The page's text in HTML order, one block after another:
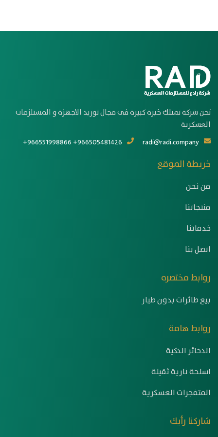
نحن شركة تمتلك خبرة كبيرة فى مجال توريد الاجهزة و المستلزمات
العسكرية
radi@radi.company
+966551998866 +966505481426
خريطة الموقع
من نحن
منتجاتنا
خدماتنا
اتصل بنا
روابط مختصره
بيع طائرات بدون طيار
روابط هامة
الذخائر الذكية
اسلحة نارية ثقيلة
المتفجرات العسكرية
شاركنا رأيك